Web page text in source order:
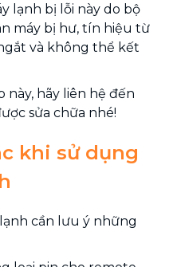
lạnh bị lỗi này do bộ
máy bị hư, tín hiệu từ
và không thể kết
hãy liên hệ đến
sửa chữa nhé!
khi sử dụng
cần lưu ý những